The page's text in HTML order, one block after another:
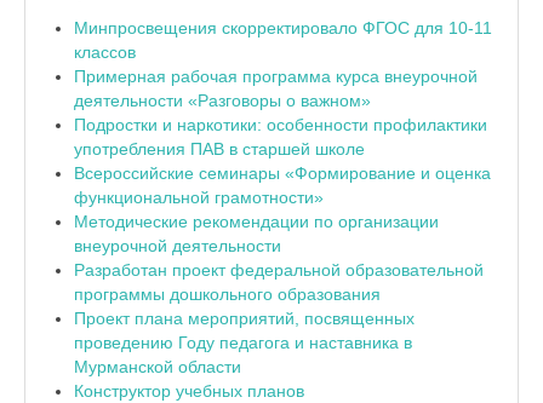
Минпросвещения скорректировало ФГОС для 10-11
классов
Примерная рабочая программа курса внеурочной
деятельности «Разговоры о важном»
Подростки и наркотики: особенности профилактики
употребления ПАВ в старшей школе
Всероссийские семинары «Формирование и оценка
функциональной грамотности»
Методические рекомендации по организации
внеурочной деятельности
Разработан проект федеральной образовательной
программы дошкольного образования
Проект плана мероприятий, посвященных
проведению Году педагога и наставника в
Мурманской области
Конструктор учебных планов